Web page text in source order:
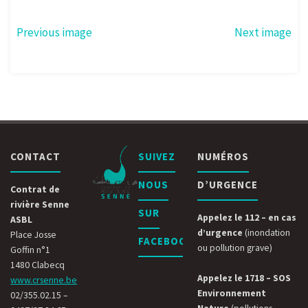
Previous image Next image
CONTACT
Contrat de
rivière Senne
ASBL
Place Josse
Goffin n°1
1480 Clabecq
www.crsenne.be
02/355.02.15 –
SUIVEZ
NOUS
SUR
FACEBOOK
NUMÉROS
D’URGENCE
Appelez le 112 – en cas
d’urgence (inondation
ou pollution grave)
Appelez le 1718 – SOS
Environnement